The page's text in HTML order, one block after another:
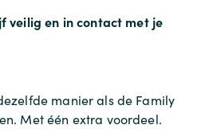
veilig en in contact met je
manier als de Family
Met één extra voordeel.